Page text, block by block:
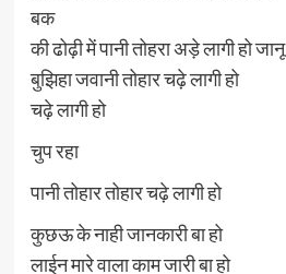
बक
की ढोढ़ी में पानी तोहरा अड़े लागी हो जानू
बुझिहा जवानी तोहार चढ़े लागी हो
चढ़े लागी हो
चुप रहा
पानी तोहार तोहार चढ़े लागी हो
कुछऊ के नाही जानकारी बा हो
लाईन मारे वाला काम जारी बा हो